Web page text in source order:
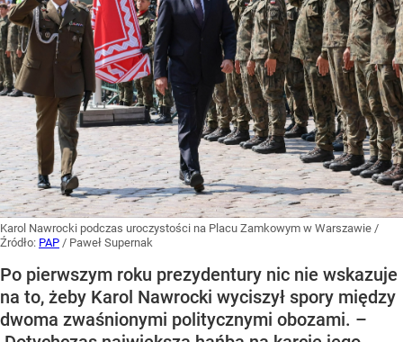
Karol Nawrocki podczas uroczystości na Placu Zamkowym w Warszawie /
Źródło: PAP / Paweł Supernak
Po pierwszym roku prezydentury nic nie wskazuje
na to, żeby Karol Nawrocki wyciszył spory między
dwoma zwaśnionymi politycznymi obozami. –